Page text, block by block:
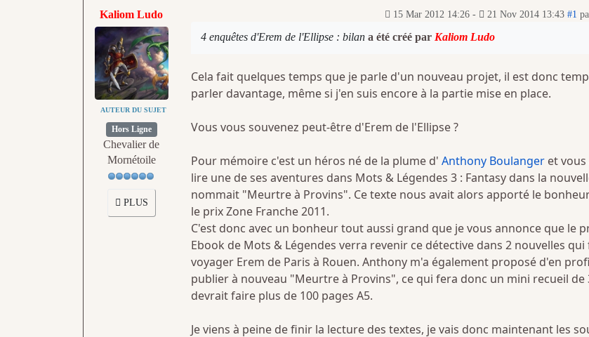
Kaliom Ludo
AUTEUR DU SUJET
Hors Ligne
Chevalier de
Mornétoile
PLUS
15 Mar 2012 14:26- 21 Nov 2014 13:43 #1
4 enquêtes d'Erem de l'Ellipse : bilana été créé par Kaliom Ludo
Cela fait quelques temps que je parle d'un nouveau projet, il est donc
parler davantage, même si j'en suis encore à la partie mise en place.
Vous vous souvenez peut-être d'Erem de l'Ellipse ?
Pour mémoire c'est un héros né de la plume d' Anthony Boulangeret vous
lire une de ses aventures dans Mots & Légendes 3 : Fantasy dans la
nommait "Meurtre à Provins". Ce texte nous avait alors apporté le
le prix Zone Franche 2011.
C'est donc avec un bonheur tout aussi grand que je vous annonce que le
Ebook de Mots & Légendes verra revenir ce détective dans 2 nouvelles
voyager Erem de Paris à Rouen. Anthony m'a également proposé d'en
publier à nouveau "Meurtre à Provins", ce qui fera donc un mini recueil de
devrait faire plus de 100 pages A5.
Je viens à peine de finir la lecture des textes, je vais donc maintenant les